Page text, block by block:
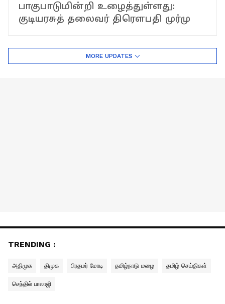
பாகுபாடுமின்றி உழைத்துள்ளது:
குடியரசுத் தலைவர் திரௌபதி முர்மு
MORE UPDATES
TRENDING :
அதிமுக திமுக பிரதமர் மோடி தமிழ்நாடு மழை தமிழ் செய்திகள்
செந்தில் பாலாஜி